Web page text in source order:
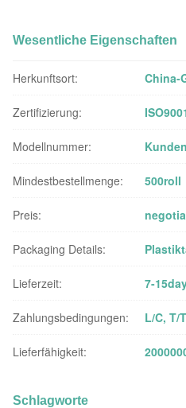
Wesentliche Eigenschaften
Herkunftsort: China-
Zertifizierung:
Modellnummer:
Mindestbestellmenge: 500roll
Preis:
Packaging Details:
Lieferzeit: 7-
Zahlungsbedingungen: L/C, T/T
Lieferfähigkeit:
Schlagworte